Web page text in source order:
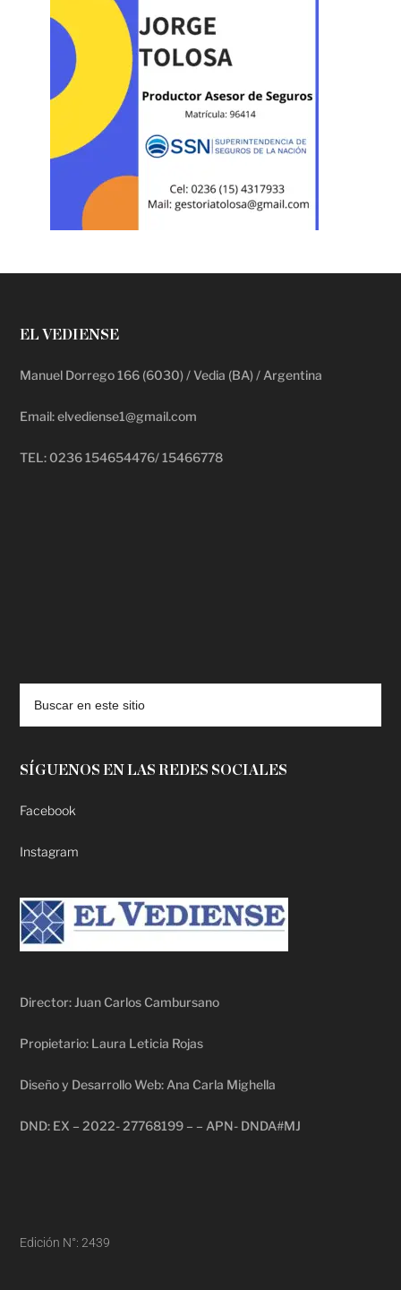
EL VEDIENSE
Manuel Dorrego 166 (6030) / Vedia (BA) / Argentina
Email: elvediense1@gmail.com
TEL: 0236 154654476/ 15466778
SÍGUENOS EN LAS REDES SOCIALES
Facebook
Instagram
Director: Juan Carlos Cambursano
Propietario: Laura Leticia Rojas
Diseño y Desarrollo Web: Ana Carla Mighella
DND: EX – 2022- 27768199 – – APN- DNDA#MJ
Edición N°: 2439